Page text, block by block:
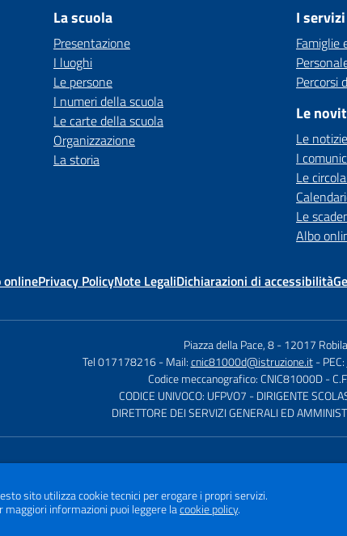
La scuola
Presentazione
I luoghi
Le persone
I numeri della scuola
Le carte della scuola
Organizzazione
La storia
I servizi
Famiglie
Percorsi
Le
Le notizie
I
Le
Le
Albo
onlinePrivacy PolicyNote LegaliDichiarazioni di accessibilità
Piazza della Pace, 8-12017
Tel 017178216 - Mail:cnic81000d@istruzione.it - PEC:
Codice meccanografico: CNIC81000D -
CODICE UNIVOCO: UFPVO7 - DIRIGENTE
DIRETTORE DEI SERVIZI GENERALI ED
sito utilizza cookie tecnici per erogare i propri servizi.
maggiori informazioni puoi leggere lacookie policy.